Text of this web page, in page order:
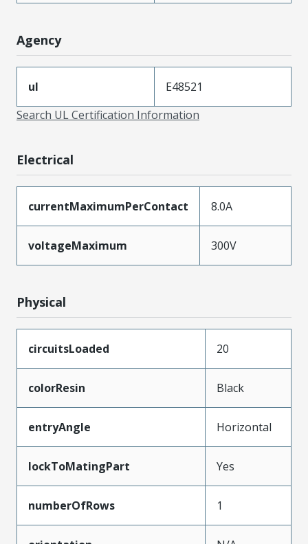
Agency
ul
E48521
Search UL Certification Information
Electrical
currentMaximumPerContact 8.0A
voltageMaximum 300V
Physical
circuitsLoaded 20
colorResin Black
entryAngle Horizontal
lockToMatingPart Yes
numberOfRows 1